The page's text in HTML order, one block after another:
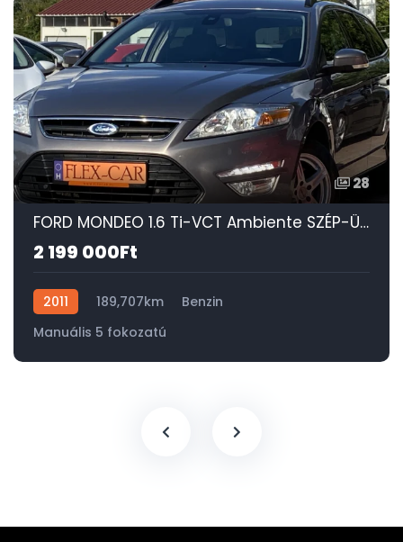
28
FORD MONDEO 1.6 Ti-VCT Ambiente SZÉP-ÜLÉSFŰTÉS-DIGIT KLÍMA-SONY-TEMPOMAT-PDC!
2 199 000Ft
2011 189,707km
Benzin
Manuális 5 fokozatú